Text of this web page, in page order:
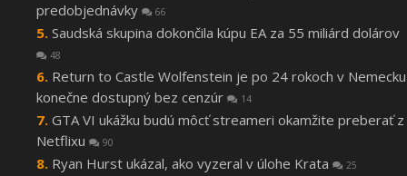
predobjednávky
66
Saudská skupina dokončila kúpu EA za 55 miliárd dolárov
48
Return to Castle Wolfenstein je po 24 rokoch v Nemecku
konečne dostupný bez cenzúr
14
GTA VI ukážku budú môcť streameri okamžite preberať z
Netflixu
90
Ryan Hurst ukázal, ako vyzeral v úlohe Krata 25